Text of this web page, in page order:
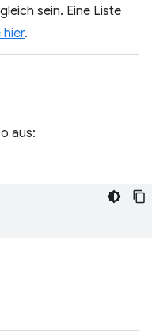
sein. Eine Liste
hier.
aus: